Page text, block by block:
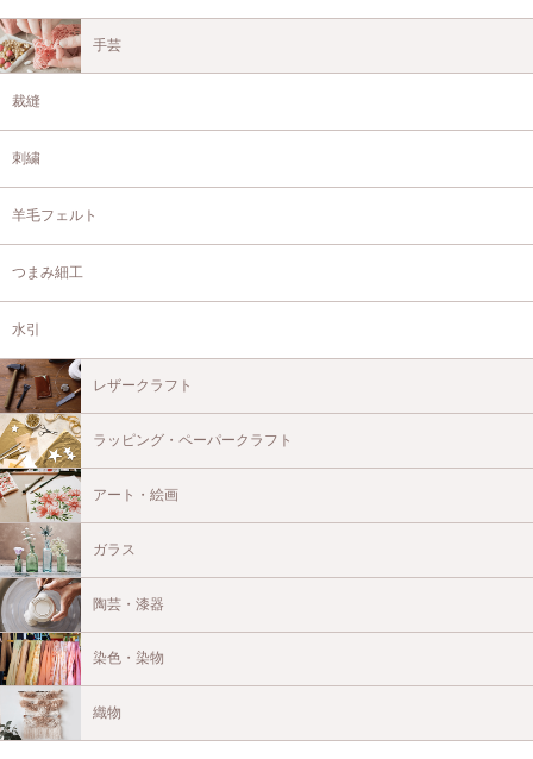
手芸
裁縫
刺繍
羊毛フェルト
つまみ細工
水引
レザークラフト
ラッピング・ペーパークラフト
アート・絵画
ガラス
陶芸・漆器
染色・染物
織物